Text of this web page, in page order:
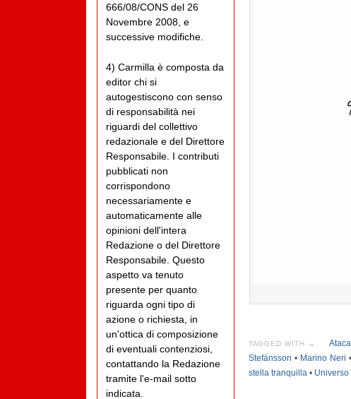
TAGGED WITH →
Stefánsson • Marino Neri •
stella tranquilla• Universo
666/08/CONS del 26
Novembre 2008, e
successive modifiche.
4) Carmilla è composta da
editor chi si
autogestiscono con senso
di responsabilità nei
riguardi del collettivo
redazionale e del Direttore
Responsabile. I contributi
pubblicati non
corrispondono
necessariamente e
automaticamente alle
opinioni dell'intera
Redazione o del Direttore
Responsabile. Questo
aspetto va tenuto
presente per quanto
riguarda ogni tipo di
azione o richiesta, in
un'ottica di composizione
di eventuali contenziosi,
contattando la Redazione
tramite l'e-mail sotto
indicata.